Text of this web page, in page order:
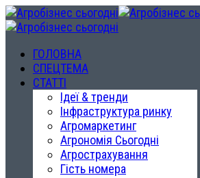
ГОЛОВНА
СПЕЦТЕМА
СТАТТІ
Ідеї & тренди
Інфраструктура ринку
Агромаркетинг
Агрономія Сьогодні
Агрострахування
Гість номера